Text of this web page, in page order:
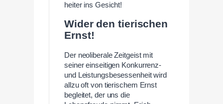
heiter ins Gesicht!
Wider den tierischen
Ernst!
Der neoliberale Zeitgeist mit
seiner einseitigen Konkurrenz-
und Leistungsbesessenheit wird
allzu oft von tierischem Ernst
begleitet, der uns die